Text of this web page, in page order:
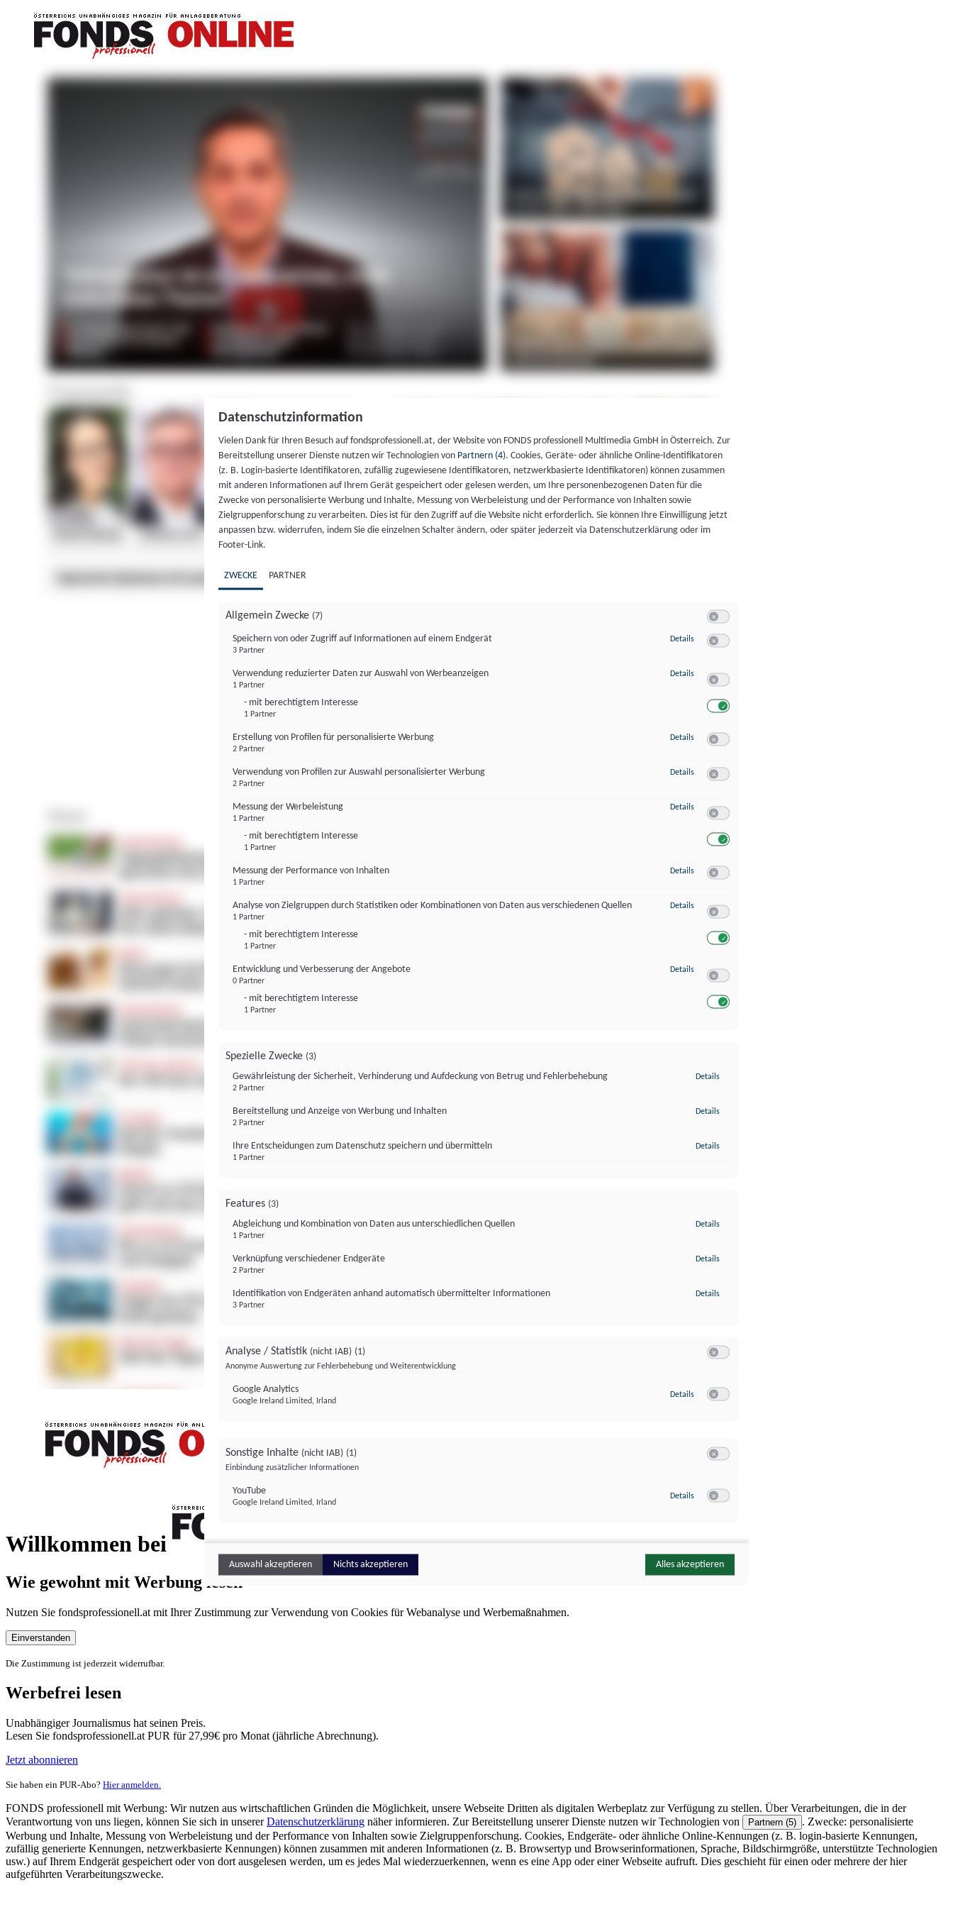
Willkommen bei
FONDS professionell
Wie gewohnt mit Werbung lesen
Nutzen Sie fondsprofessionell.at mit Ihrer Zustimmung zur Verwendung von Cookies für Webanalyse und Werbemaßnahmen.
Einverstanden
Die Zustimmung ist jederzeit widerrufbar.
Werbefrei lesen
Unabhängiger Journalismus hat seinen Preis.
Lesen Sie fondsprofessionell.at PUR für 27,99€ pro Monat (jährliche Abrechnung).
Jetzt abonnieren
Sie haben ein PUR-Abo? Hier anmelden.
FONDS professionell mit Werbung: Wir nutzen aus wirtschaftlichen Gründen die Möglichkeit, unsere Webseite Dritten als digitalen Werbeplatz zur Verfügung zu stellen. Über Verarbeitungen, die in der
Verantwortung von uns liegen, können Sie sich in unsererDatenschutzerklärung näher informieren. Zur Bereitstellung unserer Dienste nutzen wir Technologien von Partnern (5) . Zwecke: personalisierte
Werbung und Inhalte, Messung von Werbeleistung und der Performance von Inhalten sowie Zielgruppenforschung. Cookies, Endgeräte- oder ähnliche Online-Kennungen (z. B. login-basierte Kennungen,
zufällig generierte Kennungen, netzwerkbasierte Kennungen) können zusammen mit anderen Informationen (z. B. Browsertyp und Browserinformationen, Sprache, Bildschirmgröße, unterstützte Technologien
usw.) auf Ihrem Endgerät gespeichert oder von dort ausgelesen werden, um es jedes Mal wiederzuerkennen, wenn es eine App oder einer Webseite aufruft. Dies geschieht für einen oder mehrere der hier
aufgeführten Verarbeitungszwecke.
Datenschutzinformation
Vielen Dank für Ihren Besuch auf fondsprofessionell.at, der Website von FONDS professionell Multimedia GmbH in Österreich. Zur
Bereitstellung unserer Dienste nutzen wir Technologien von Partnern (4). Cookies, Geräte- oder ähnliche Online-Identifikatoren
(z. B. Login-basierte Identifikatoren, zufällig zugewiesene Identifikatoren, netzwerkbasierte Identifikatoren) können zusammen
mit anderen Informationen auf Ihrem Gerät gespeichert oder gelesen werden, um Ihre personenbezogenen Daten für die
Zwecke von personalisierte Werbung und Inhalte, Messung von Werbeleistung und der Performance von Inhalten sowie
Zielgruppenforschung zu verarbeiten. Dies ist für den Zugriff auf die Website nicht erforderlich. Sie können Ihre Einwilligung jetzt
anpassen bzw. widerrufen, indem Sie die einzelnen Schalter ändern, oder später jederzeit via Datenschutzerklärung oder im
Footer-Link.
ZWECKE PARTNER
Allgemein Zwecke (7)
Speichern von oder Zugriff auf Informationen auf einem Endgerät
3 Partner
Details zu Speichern von oder Zugriff auf Informationen auf einem Endgerät
Verwendung reduzierter Daten zur Auswahl von Werbeanzeigen
1 Partner
- mit berechtigtem Interesse
1 Partner
Details zu Verwendung reduzierter Daten zur Auswahl von Werbeanzeigen
Erstellung von Profilen für personalisierte Werbung
2 Partner
Details zu Erstellung von Profilen für personalisierte Werbung
Verwendung von Profilen zur Auswahl personalisierter Werbung
2 Partner
Details zu Verwendung von Profilen zur Auswahl personalisierter Werbung
Messung der Werbeleistung
1 Partner
- mit berechtigtem Interesse
1 Partner
Details zu Messung der Werbeleistung
Messung der Performance von Inhalten
1 Partner
Details zu Messung der Performance von Inhalten
Analyse von Zielgruppen durch Statistiken oder Kombinationen von Daten aus verschiedenen Quellen
1 Partner
- mit berechtigtem Interesse
1 Partner
Details zu Analyse von Zielgruppen durch Statistiken oder Kombinationen von
Entwicklung und Verbesserung der Angebote
0 Partner
- mit berechtigtem Interesse
1 Partner
Details zu Entwicklung und Verbesserung der Angebote
Spezielle Zwecke (3)
Gewährleistung der Sicherheit, Verhinderung und Aufdeckung von Betrug und Fehlerbehebung
2 Partner
Details
Bereitstellung und Anzeige von Werbung und Inhalten
2 Partner
Details
Ihre Entscheidungen zum Datenschutz speichern und übermitteln
1 Partner
Details
Features (3)
Abgleichung und Kombination von Daten aus unterschiedlichen Quellen
1 Partner
Details
Verknüpfung verschiedener Endgeräte
2 Partner
Details
Identifikation von Endgeräten anhand automatisch übermittelter Informationen
3 Partner
Details
Analyse / Statistik (nicht IAB) (1)
Anonyme Auswertung zur Fehlerbehebung und Weiterentwicklung
Google Analytics
Google Ireland Limited, Irland
Details zu Google Analytics
Sonstige Inhalte (nicht IAB) (1)
Einbindung zusätzlicher Informationen
YouTube
Google Ireland Limited, Irland
Details zu YouTube
Auswahl akzeptieren Nichts akzeptieren Alles akzeptieren